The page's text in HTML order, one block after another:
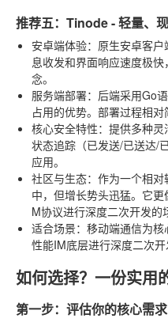
推荐五：Tinode - 轻量、
安卓端体验：原生安卓客
息收发和界面响应速度极快
念。
服务端部署：后端采用Go
占用的优势。部署过程相对
核心安全特性：提供多种
状态追踪（已发送/已送达/
应用。
社区与生态：作为一个相
中，但增长势头迅猛。它
M协议进行深度二次开发的
适合场景：移动端通信为
性能IM底层进行深度二次开
如何选择？一份实用
第一步：评估你的核心需求